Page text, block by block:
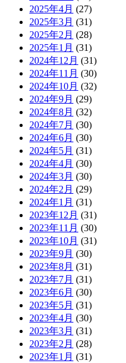
2025年4月 (27)
2025年3月 (31)
2025年2月 (28)
2025年1月 (31)
2024年12月 (31)
2024年11月 (30)
2024年10月 (32)
2024年9月 (29)
2024年8月 (32)
2024年7月 (30)
2024年6月 (30)
2024年5月 (31)
2024年4月 (30)
2024年3月 (30)
2024年2月 (29)
2024年1月 (31)
2023年12月 (31)
2023年11月 (30)
2023年10月 (31)
2023年9月 (30)
2023年8月 (31)
2023年7月 (31)
2023年6月 (30)
2023年5月 (31)
2023年4月 (30)
2023年3月 (31)
2023年2月 (28)
2023年1月 (31)